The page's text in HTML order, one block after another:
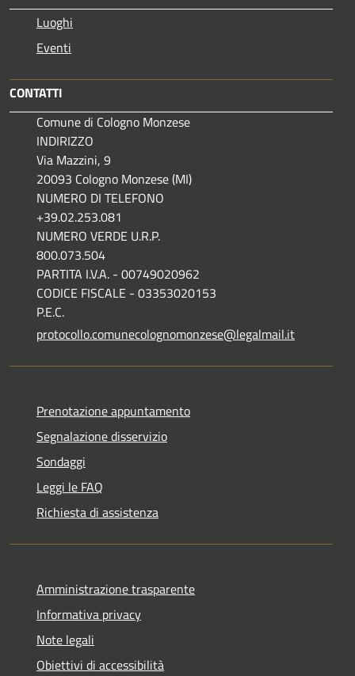
Luoghi
Eventi
CONTATTI
Comune di Cologno Monzese
INDIRIZZO
Via Mazzini, 9
20093 Cologno Monzese (MI)
NUMERO DI TELEFONO
+39.02.253.081
NUMERO VERDE U.R.P.
800.073.504
PARTITA I.V.A. - 00749020962
CODICE FISCALE - 03353020153
P.E.C.
protocollo.comunecolognomonzese@legalmail.it
Prenotazione appuntamento
Segnalazione disservizio
Sondaggi
Leggi le FAQ
Richiesta di assistenza
Amministrazione trasparente
Informativa privacy
Note legali
Obiettivi di accessibilità